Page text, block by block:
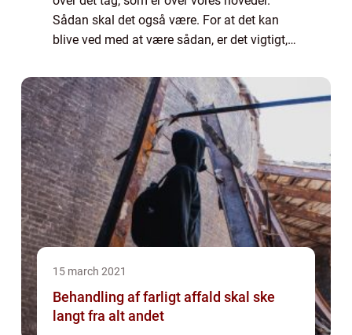
Sådan skal det også være. For at det kan
blive ved med at være sådan, er det vigtigt,
kvalitet. For sandt er det, at et tag ik...
15 march 2021
Behandling af farligt affald skal ske
langt fra alt andet